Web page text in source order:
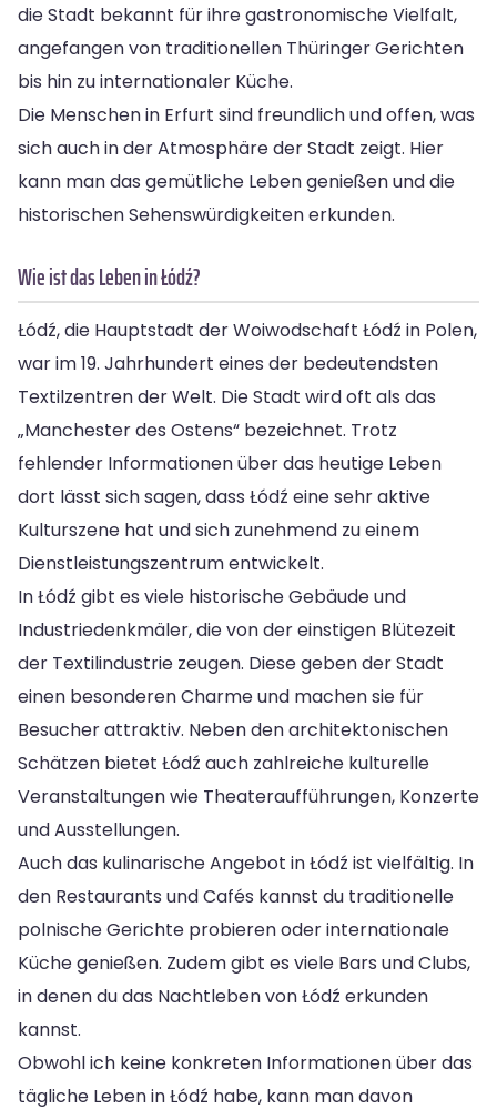
die Stadt bekannt für ihre gastronomische Vielfalt,
angefangen von traditionellen Thüringer Gerichten
bis hin zu internationaler Küche.
Die Menschen in Erfurt sind freundlich und offen, was
sich auch in der Atmosphäre der Stadt zeigt. Hier
kann man das gemütliche Leben genießen und die
historischen Sehenswürdigkeiten erkunden.
Wie ist das Leben in Łódź?
Łódź, die Hauptstadt der Woiwodschaft Łódź in Polen,
war im 19. Jahrhundert eines der bedeutendsten
Textilzentren der Welt. Die Stadt wird oft als das
„Manchester des Ostens“ bezeichnet. Trotz
fehlender Informationen über das heutige Leben
dort lässt sich sagen, dass Łódź eine sehr aktive
Kulturszene hat und sich zunehmend zu einem
Dienstleistungszentrum entwickelt.
In Łódź gibt es viele historische Gebäude und
Industriedenkmäler, die von der einstigen Blütezeit
der Textilindustrie zeugen. Diese geben der Stadt
einen besonderen Charme und machen sie für
Besucher attraktiv. Neben den architektonischen
Schätzen bietet Łódź auch zahlreiche kulturelle
Veranstaltungen wie Theateraufführungen, Konzerte
und Ausstellungen.
Auch das kulinarische Angebot in Łódź ist vielfältig. In
den Restaurants und Cafés kannst du traditionelle
polnische Gerichte probieren oder internationale
Küche genießen. Zudem gibt es viele Bars und Clubs,
in denen du das Nachtleben von Łódź erkunden
kannst.
Obwohl ich keine konkreten Informationen über das
tägliche Leben in Łódź habe, kann man davon